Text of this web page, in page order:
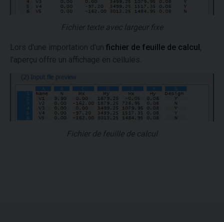
Fichier texte avec largeur fixe
Lors d'une importation d'un fichier de feuille de calcul,
l'aperçu offre un affichage en cellules.
Fichier de feuille de calcul